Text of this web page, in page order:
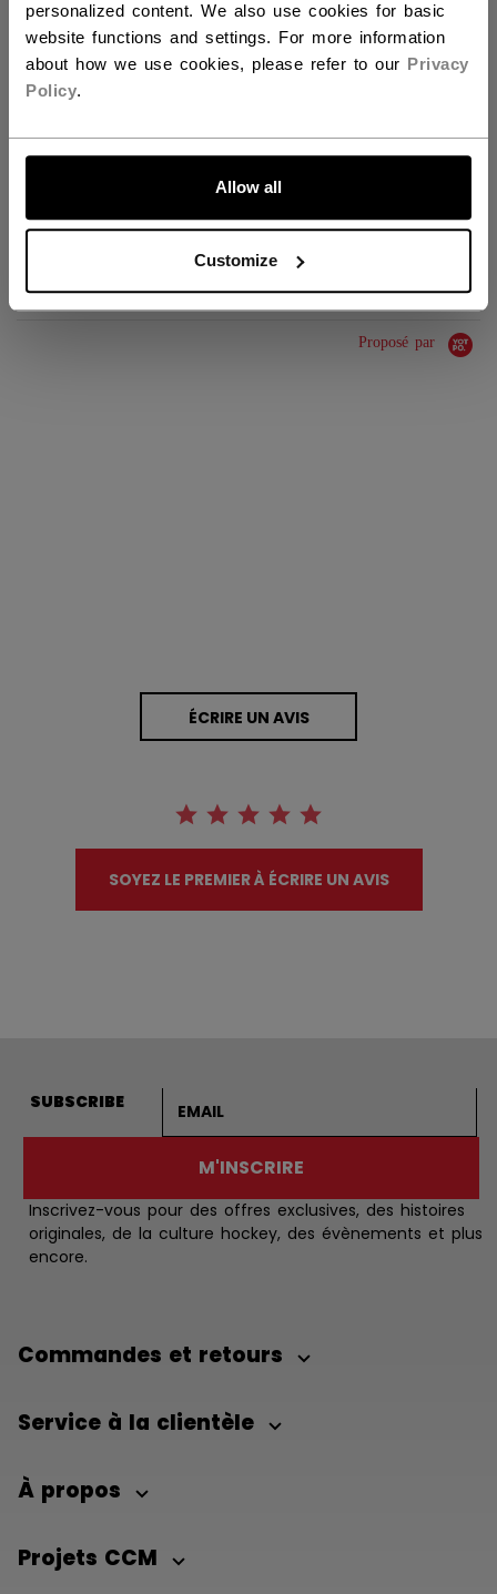
personalized content. We also use cookies for basic
website functions and settings. For more information
about how we use cookies, please refer to our Privacy
Policy.
Allow all
Customize
ALLONS-Y !
IDENTIFICATION
SX7000-AD
UGS
191520679460
GROUPE D'ÂGE
ÉVALUATIONS
Proposé par
ÉCRIRE UN AVIS
SOYEZ LE PREMIER À ÉCRIRE UN AVIS
SUBSCRIBE
M'INSCRIRE
Inscrivez-vous pour des offres exclusives, des histoires
originales, de la culture hockey, des évènements et plus
encore.
Commandes et retours
Service à la clientèle
À propos
Projets CCM